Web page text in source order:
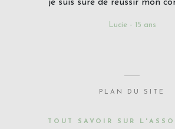
je suis sûre de réussir mon
Lucie - 15 ans
PLAN DU SITE
TOUT SAVOIR SUR